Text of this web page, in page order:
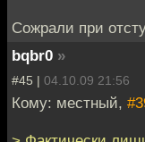
Сожрали при
bqbr0 »
#45 | 04.10.09 21:56
Кому: местный,